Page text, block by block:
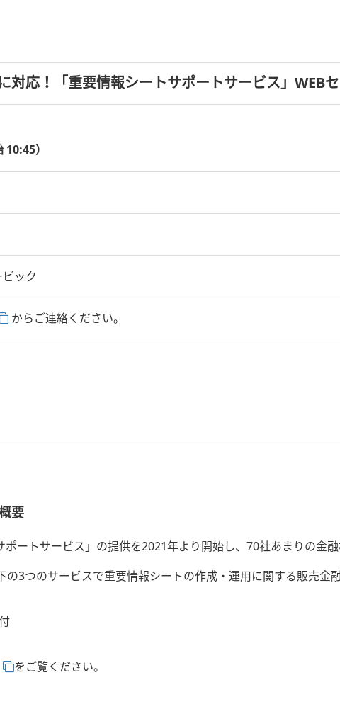
対応！「重要情報シートサポートサービス」WEB
）
ック
からご連絡ください。
要
ートサービス」の提供を2021年より開始し、70社あまりの金融
の3つのサービスで重要情報シートの作成・運用に関する販売金
をご覧ください。